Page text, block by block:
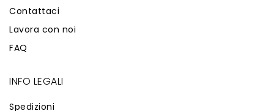
Contattaci
Lavora con noi
FAQ
INFO LEGALI
Spedizioni